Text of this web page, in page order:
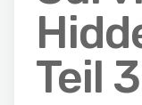
Teil 3